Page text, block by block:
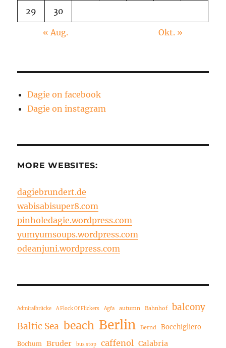
29 30
« Aug. Okt. »
Dagie on facebook
Dagie on instagram
MORE WEBSITES:
dagiebrundert.de
wabisabisuper8.com
pinholedagie.wordpress.com
yumyumsoups.wordpress.com
odeanjuni.wordpress.com
Admiralbrücke A Flock Of Flickers Agfa autumn Bahnhof
balcony
Baltic Sea beach Berlin Bernd Bocchigliero
Bochum Bruder bus stop caffenol Calabria